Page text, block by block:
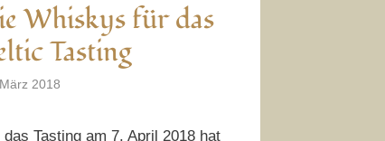
Whiskys für das
Tasting
2018
das Tasting am 7. April 2018 hat